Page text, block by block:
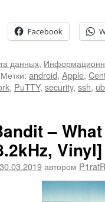
Facebook
данных,
Метки: android, Apple,
, PuTTY, security, ssh,
–
Vinyl]
30.03.2019автором